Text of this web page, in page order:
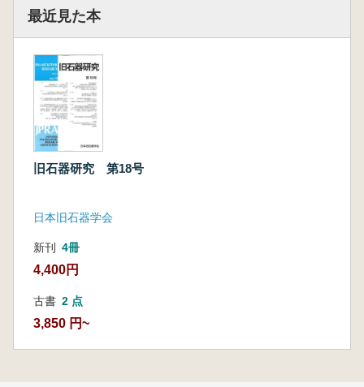
最近見た本
旧石器研究 第18号
日本旧石器学会
新刊 4冊
4,400円
古書 2 点
3,850 円~